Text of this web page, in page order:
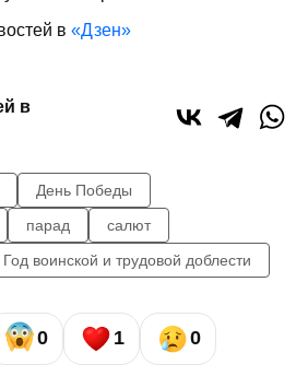
в «Дзен»
в
День Победы
парад
салют
Год воинской и трудовой доблести
0 1 0